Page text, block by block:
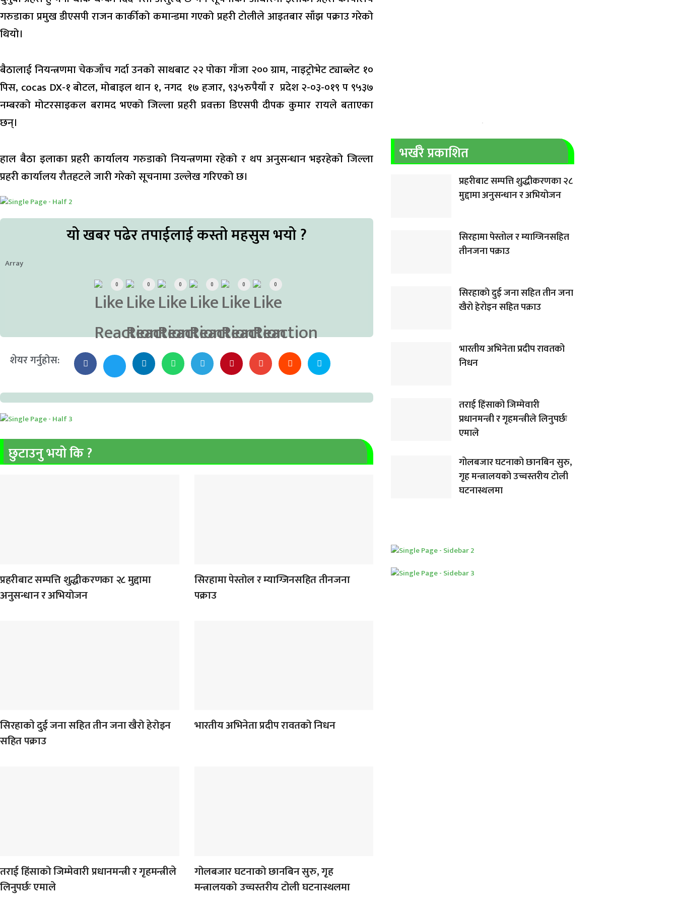
गरुडाका प्रमुख डीएसपी राजन कार्कीको कमान्डमा गएको प्रहरी टोलीले आइतबार साँझ पक्राउ गरेको
थियो।
बैठालाई नियन्त्रणमा चेकजाँच गर्दा उनको साथबाट २२ पोका गाँजा २०० ग्राम, नाइट्रोभेट ट्याब्लेट १०
पिस, cocas DX-१ बोटल, मोबाइल थान १, नगद १७ हजार, ९३५रुपैयाँ र प्रदेश २-०३-०१९ प ९५३७
नम्बरको मोटरसाइकल बरामद भएको जिल्ला प्रहरी प्रवक्ता डिएसपी दीपक कुमार रायले बताएका
छन्।
हाल बैठा इलाका प्रहरी कार्यालय गरुडाको नियन्त्रणमा रहेको र थप अनुसन्धान भइरहेको जिल्ला
प्रहरी कार्यालय रौतहटले जारी गरेको सूचनामा उल्लेख गरिएको छ।
यो खबर पढेर तपाईलाई कस्तो महसुस भयो ?
Array
0 0 0 0 0 0
शेयर गर्नुहोस:
छुटाउनु भयो कि ?
प्रहरीबाट सम्पत्ति शुद्धीकरणका २८ मुद्दामा
अनुसन्धान र अभियोजन
सिरहामा पेस्तोल र म्याग्जिनसहित तीनजना
पक्राउ
सिरहाकाे दुई जना सहित तीन जना खैरो हेरोइन
सहित पक्राउ
भारतीय अभिनेता प्रदीप रावतको निधन
तराई हिंसाको जिम्मेवारी प्रधानमन्त्री र गृहमन्त्रीले
लिनुपर्छः एमाले
गोलबजार घटनाको छानबिन सुरु, गृह
मन्त्रालयको उच्चस्तरीय टोली घटनास्थलमा
भर्खरै प्रकाशित
प्रहरीबाट सम्पत्ति शुद्धीकरणका २८
मुद्दामा अनुसन्धान र अभियोजन
सिरहामा पेस्तोल र म्याग्जिनसहित
तीनजना पक्राउ
सिरहाकाे दुई जना सहित तीन जना
खैरो हेरोइन सहित पक्राउ
भारतीय अभिनेता प्रदीप रावतको
निधन
तराई हिंसाको जिम्मेवारी
प्रधानमन्त्री र गृहमन्त्रीले लिनुपर्छः
एमाले
गोलबजार घटनाको छानबिन सुरु,
गृह मन्त्रालयको उच्चस्तरीय टोली
घटनास्थलमा